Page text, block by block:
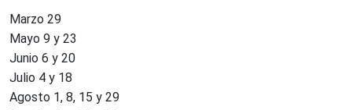
Marzo 29
Mayo 9 y 23
Junio 6 y 20
Julio 4 y 18
Agosto 1, 8, 15 y 29